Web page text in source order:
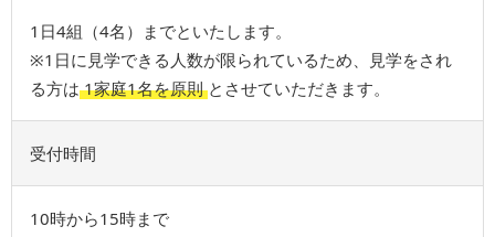
1日4組（4名）までといたします。
※1日に見学できる人数が限られているため、⾒学をされ
る⽅は 1家庭1名を原則とさせていただきます。
受付時間
10時から15時まで